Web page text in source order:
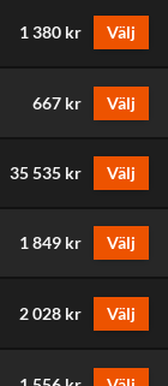
1 380 kr Välj
667 kr Välj
35 535 kr Välj
1 849 kr Välj
2 028 kr Välj